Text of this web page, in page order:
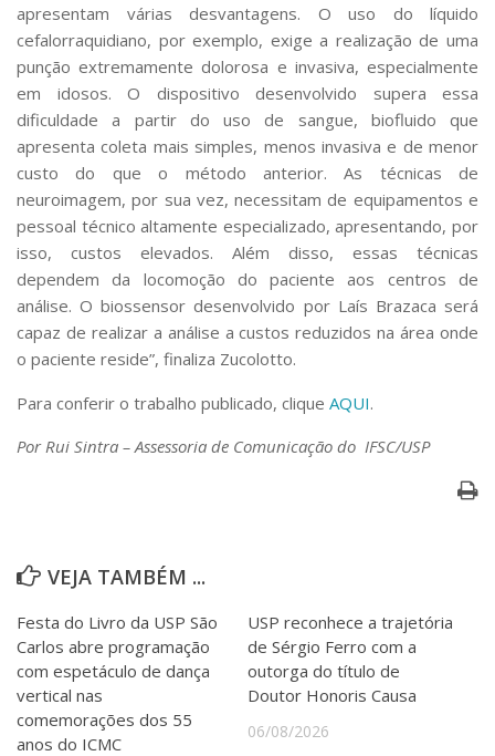
apresentam várias desvantagens. O uso do líquido
cefalorraquidiano, por exemplo, exige a realização de uma
punção extremamente dolorosa e invasiva, especialmente
em idosos. O dispositivo desenvolvido supera essa
dificuldade a partir do uso de sangue, biofluido que
apresenta coleta mais simples, menos invasiva e de menor
custo do que o método anterior. As técnicas de
neuroimagem, por sua vez, necessitam de equipamentos e
pessoal técnico altamente especializado, apresentando, por
isso, custos elevados. Além disso, essas técnicas
dependem da locomoção do paciente aos centros de
análise. O biossensor desenvolvido por Laís Brazaca será
capaz de realizar a análise a custos reduzidos na área onde
o paciente reside”, finaliza Zucolotto.
Para conferir o trabalho publicado, clique AQUI.
Por Rui Sintra – Assessoria de Comunicação do IFSC/USP
VEJA TAMBÉM ...
Festa do Livro da USP São
Carlos abre programação
com espetáculo de dança
vertical nas
comemorações dos 55
anos do ICMC
USP reconhece a trajetória
de Sérgio Ferro com a
outorga do título de
Doutor Honoris Causa
06/08/2026